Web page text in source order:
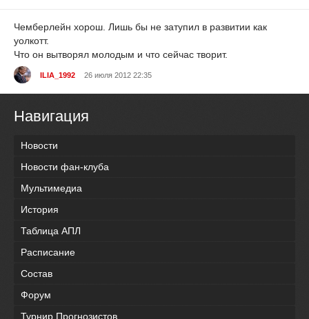
Чемберлейн хорош. Лишь бы не затупил в развитии как
уолкотт.
Что он вытворял молодым и что сейчас творит.
ILIA_1992 26 июля 2012 22:35
Навигация
Новости
Новости фан-клуба
Мультимедиа
История
Таблица АПЛ
Расписание
Состав
Форум
Турнир Прогнозистов